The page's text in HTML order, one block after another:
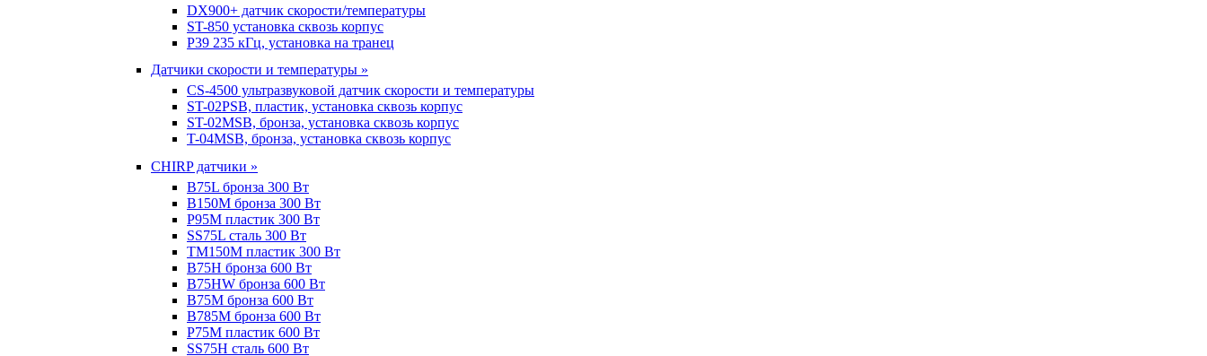
DX900+ датчик скорости/температуры
ST-850 установка сквозь корпус
P39 235 кГц, установка на транец
Датчики скорости и температуры »
CS-4500 ультразвуковой датчик скорости и температуры
ST-02PSB, пластик, установка сквозь корпус
ST-02MSB, бронза, установка сквозь корпус
T-04MSB, бронза, установка сквозь корпус
CHIRP датчики »
B75L бронза 300 Вт
B150M бронза 300 Вт
P95M пластик 300 Вт
SS75L сталь 300 Вт
TM150M пластик 300 Вт
B75H бронза 600 Вт
B75HW бронза 600 Вт
B75M бронза 600 Вт
B785M бронза 600 Вт
P75M пластик 600 Вт
SS75H сталь 600 Вт